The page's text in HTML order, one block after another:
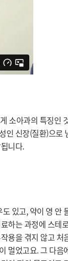
소아과의 특징인
인 신장(질환)으로
니다.
있고, 약이 영 안
하는 과정에 스테
용을 겪지 않고
멀었고요. 그 다